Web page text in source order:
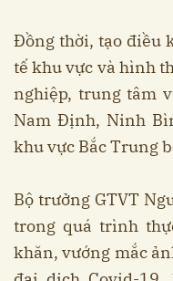
Đồng thời, tạo điều
tế khu vực và hình
nghiệp, trung tâm
Nam Định, Ninh
khu vực Bắc Trung
Bộ trưởng GTVT
trong quá trình
khăn, vướng mắc